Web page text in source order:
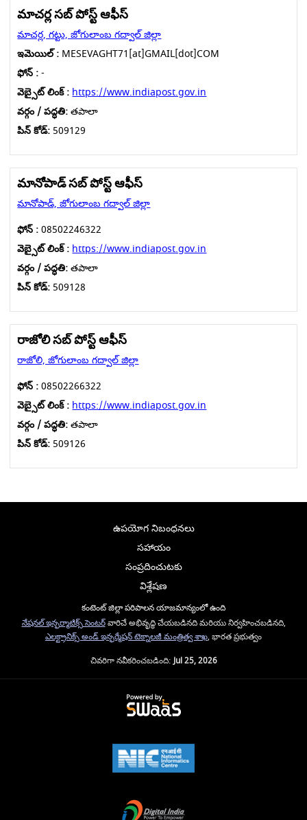
మాచర్ల సబ్ పోస్ట్ ఆఫీస్
మాచర్ల, గట్టు, జోగులాంబ గద్వాల్ జిల్లా
ఇమెయిల్ : MESEVAGHT71[at]GMAIL[dot]COM
ఫోన్ :-
వెబ్సైట్ లింక్ : https://www.indiapost.gov.in
వర్గం / పద్ధతి:తపాలా
పిన్ కోడ్: 509129
మానోపాడ్ సబ్ పోస్ట్ ఆఫీస్
మానోపాడ్, జోగులాంబ గద్వాల్ జిల్లా
ఫోన్ :08502246322
వెబ్సైట్ లింక్ : https://www.indiapost.gov.in
వర్గం / పద్ధతి:తపాలా
పిన్ కోడ్: 509128
రాజోలి సబ్ పోస్ట్ ఆఫీస్
రాజోలి, జోగులాంబ గద్వాల్ జిల్లా
ఫోన్ :08502266322
వెబ్సైట్ లింక్ : https://www.indiapost.gov.in
వర్గం / పద్ధతి:తపాలా
పిన్ కోడ్: 509126
ఉపయోగ నిబంధనలు
సహాయం
సంప్రదించుటకు
విశ్లేషణ
కంటెంట్ జిల్లా పరిపాలన యాజమాన్యంలో ఉంది
నేషనల్ ఇన్ఫర్మాటిక్స్ సెంటర్వారిచే అభివృద్ధి చేయబడినది మరియు నిర్వహించబడినది,
ఎలక్ట్రానిక్స్ అండ్ ఇన్ఫర్మేషన్ టెక్నాలజీ మంత్రిత్వ శాఖ, భారత ప్రభుత్వం
చివరిగా నవీకరించబడింది:Jul 25, 2026